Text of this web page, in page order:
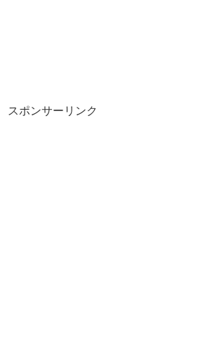
スポンサーリンク